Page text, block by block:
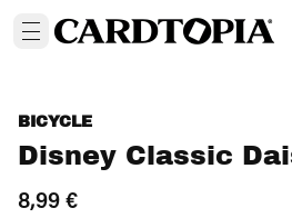
BICYCLE
Disney Classic
8,99 €